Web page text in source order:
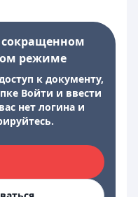
сокращенном
режиме
к документу,
Войти и ввести
нет логина и